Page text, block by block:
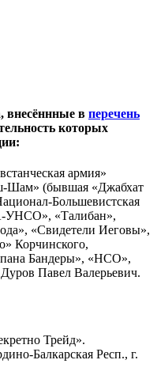
внесённные в перечень
которых
армия»
(бывшая «Джабхат
Большевистская
УНСО», «Талибан»,
«Свидетели Иеговы»,
Корчинского,
Бандеры», «НСО»,
Павел Валерьевич.
Трейд».
Балкарская Респ., г.